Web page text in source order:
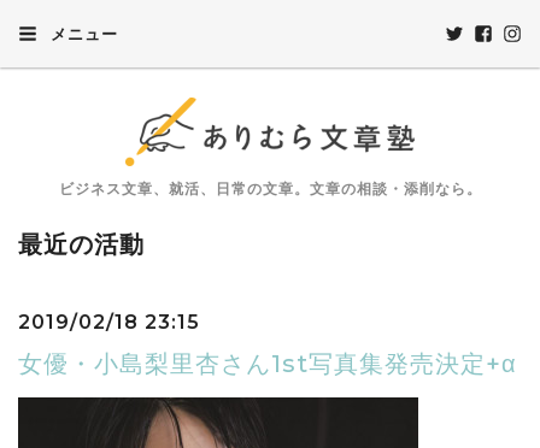
メニュー
ビジネス文章、就活、日常の文章。文章の相談・添削なら。
最近の活動
2019/02/18 23:15
女優・小島梨里杏さん1st写真集発売決定+α